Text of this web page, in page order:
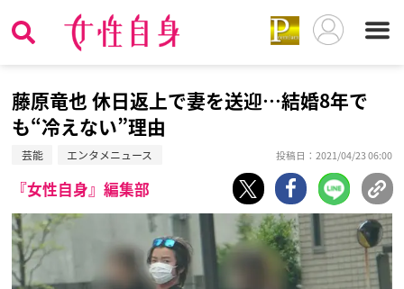
藤原竜也 休日返上で妻を送迎…結婚8年で
も“冷えない”理由
芸能 エンタメニュース 投稿日：2021/04/23 06:00
『女性自身』編集部